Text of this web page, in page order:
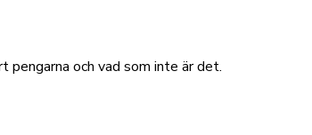
pengarna och vad som inte är det.